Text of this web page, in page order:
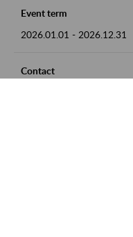
Event term
2026.01.01 - 2026.12.31
Contact